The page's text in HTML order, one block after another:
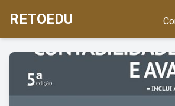
RETOEDU